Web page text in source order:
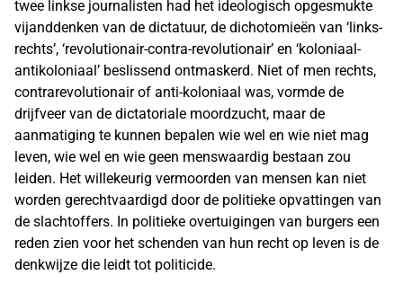
twee linkse journalisten had het ideologisch opgesmukte
vijanddenken van de dictatuur, de dichotomieën van ‘links-
rechts’, ‘revolutionair-contra-revolutionair’ en ‘koloniaal-
antikoloniaal’ beslissend ontmaskerd. Niet of men rechts,
contrarevolutionair of anti-koloniaal was, vormde de
drijfveer van de dictatoriale moordzucht, maar de
aanmatiging te kunnen bepalen wie wel en wie niet mag
leven, wie wel en wie geen menswaardig bestaan zou
leiden. Het willekeurig vermoorden van mensen kan niet
worden gerechtvaardigd door de politieke opvattingen van
de slachtoffers. In politieke overtuigingen van burgers een
reden zien voor het schenden van hun recht op leven is de
denkwijze die leidt tot politicide.